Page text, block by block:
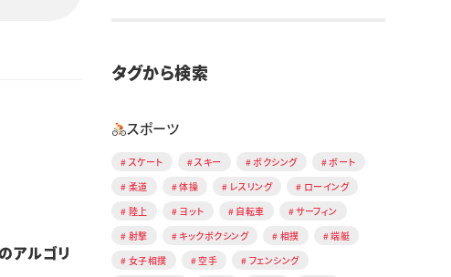
アルゴリ
タグから検索
スポーツ
スケート スキー ボクシング
ボート
柔道
体操 レスリング
ローイング
陸上
ヨット 自転車
サーフィン
射撃
キックボクシング 相撲
端艇
女子相撲
空手
フェンシング